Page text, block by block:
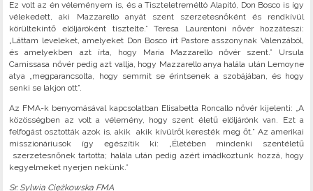
Ez volt az én véleményem is, és a Tiszteletreméltó Alapító, Don Bosco is így
vélekedett, aki Mazzarello anyát szent szerzetesnőként és rendkívül
körültekintő elöljáróként tisztelte.” Teresa Laurentoni nővér hozzáteszi:
„Láttam leveleket, amelyeket Don Bosco írt Pastore asszonynak Valenzából,
és amelyekben azt írta, hogy Maria Mazzarello nővér szent.” Ursula
Camissasa nővér pedig azt vallja, hogy Mazzarello anya halála után Lemoyne
atya „megparancsolta, hogy semmit se érintsenek a szobájában, és hogy
senki se lakjon ott”.
Az FMA-k benyomásával kapcsolatban Elisabetta Roncallo nővér kijelenti: „A
közösségben az volt a vélemény, hogy szent életű elöljárónk van. Ezt a
felfogást osztották azok is, akik akik kívülről keresték meg őt.” Az amerikai
misszionáriusok így egészítik ki: „Életében mindenki szentéletű
szerzetesnőnek tartotta; halála után pedig azért imádkoztunk hozzá, hogy
kegyelmeket nyerjen nekünk.”
Sr. Sylwia Ciężkowska FMA